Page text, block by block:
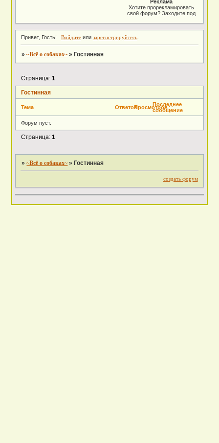
Реклама
Хотите прорекламировать
свой форум? Заходите под
"1111", и создавайте в
разделе вашу рекламу.
Реклама строго взаимная!
Привет, Гость! Войдитеили зарегистрируйтесь.
»~Всё о собаках~ »Гостинная
Гостинная
Страница:1
Тема ОтветовПросмотровПоследнее
сообщение
Форум пуст.
Страница:1
»~Всё о собаках~ »Гостинная
создать форум